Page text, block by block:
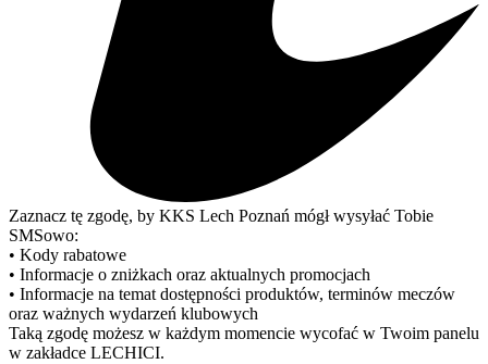
Zaznacz tę zgodę, by KKS Lech Poznań mógł wysyłać Tobie
SMSowo:
• Kody rabatowe
• Informacje o zniżkach oraz aktualnych promocjach
• Informacje na temat dostępności produktów, terminów meczów
oraz ważnych wydarzeń klubowych
Taką zgodę możesz w każdym momencie wycofać w Twoim panelu
w zakładce LECHICI.